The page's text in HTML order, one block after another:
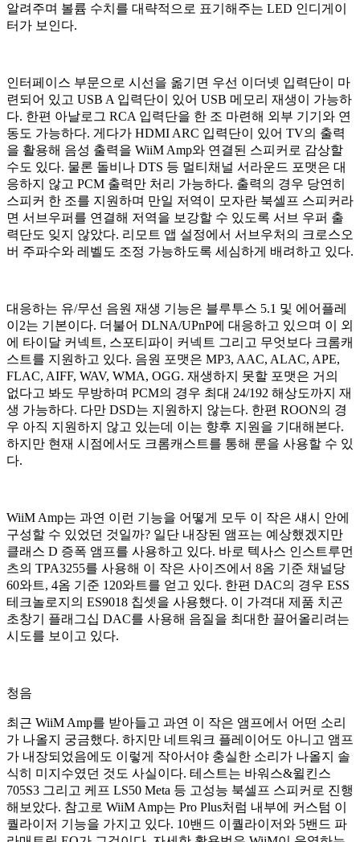
알려주며 볼륨 수치를 대략적으로 표기해주는 LED 인디게이
터가 보인다.
인터페이스 부문으로 시선을 옮기면 우선 이더넷 입력단이 마
련되어 있고 USB A 입력단이 있어 USB 메모리 재생이 가능하
다. 한편 아날로그 RCA 입력단을 한 조 마련해 외부 기기와 연
동도 가능하다. 게다가 HDMI ARC 입력단이 있어 TV의 출력
을 활용해 음성 출력을 WiiM Amp와 연결된 스피커로 감상할
수도 있다. 물론 돌비나 DTS 등 멀티채널 서라운드 포맷은 대
응하지 않고 PCM 출력만 처리 가능하다. 출력의 경우 당연히
스피커 한 조를 지원하며 만일 저역이 모자란 북셀프 스피커라
면 서브우퍼를 연결해 저역을 보강할 수 있도록 서브 우퍼 출
력단도 잊지 않았다. 리모트 앱 설정에서 서브우처의 크로스오
버 주파수와 레벨도 조정 가능하도록 세심하게 배려하고 있다.
대응하는 유/무선 음원 재생 기능은 블루투스 5.1 및 에어플레
이2는 기본이다. 더불어 DLNA/UPnP에 대응하고 있으며 이 외
에 타이달 커넥트, 스포티파이 커넥트 그리고 무엇보다 크롬캐
스트를 지원하고 있다. 음원 포맷은 MP3, AAC, ALAC, APE,
FLAC, AIFF, WAV, WMA, OGG. 재생하지 못할 포맷은 거의
없다고 봐도 무방하며 PCM의 경우 최대 24/192 해상도까지 재
생 가능하다. 다만 DSD는 지원하지 않는다. 한편 ROON의 경
우 아직 지원하지 않고 있는데 이는 향후 지원을 기대해본다.
하지만 현재 시점에서도 크롬캐스트를 통해 룬을 사용할 수 있
다.
WiiM Amp는 과연 이런 기능을 어떻게 모두 이 작은 섀시 안에
구성할 수 있었던 것일까? 일단 내장된 앰프는 예상했겠지만
클래스 D 증폭 앰프를 사용하고 있다. 바로 텍사스 인스트루먼
츠의 TPA3255를 사용해 이 작은 사이즈에서 8옴 기준 채널당
60와트, 4옴 기준 120와트를 얻고 있다. 한편 DAC의 경우 ESS
테크놀로지의 ES9018 칩셋을 사용했다. 이 가격대 제품 치곤
초창기 플래그십 DAC를 사용해 음질을 최대한 끌어올리려는
시도를 보이고 있다.
청음
최근 WiiM Amp를 받아들고 과연 이 작은 앰프에서 어떤 소리
가 나올지 궁금했다. 하지만 네트워크 플레이어도 아니고 앰프
가 내장되었음에도 이렇게 작아서야 충실한 소리가 나올지 솔
식히 미지수였던 것도 사실이다. 테스트는 바워스&윌킨스
705S3 그리고 케프 LS50 Meta 등 고성능 북셀프 스피커로 진행
해보았다. 참고로 WiiM Amp는 Pro Plus처럼 내부에 커스텀 이
퀄라이저 기능을 가지고 있다. 10밴드 이퀄라이저와 5밴드 파